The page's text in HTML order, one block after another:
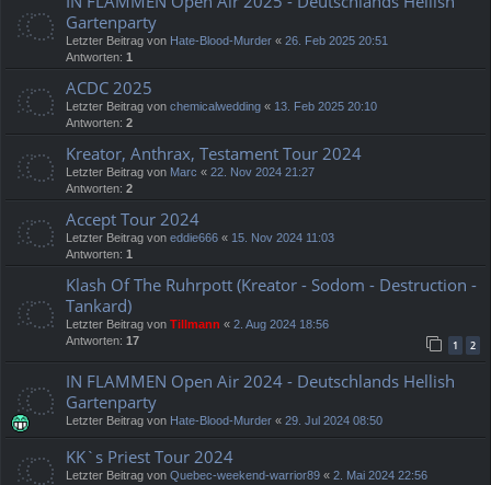
Gartenparty
Letzter Beitrag von Hate-Blood-Murder « 26. Feb 2025 20:51
Antworten: 1
ACDC 2025
Letzter Beitrag von chemicalwedding « 13. Feb 2025 20:10
Antworten: 2
Kreator, Anthrax, Testament Tour 2024
Letzter Beitrag von Marc « 22. Nov 2024 21:27
Antworten: 2
Accept Tour 2024
Letzter Beitrag von eddie666 « 15. Nov 2024 11:03
Antworten: 1
Klash Of The Ruhrpott (Kreator - Sodom - Destruction -
Tankard)
Letzter Beitrag von Tillmann « 2. Aug 2024 18:56
Antworten: 17 1 2
IN FLAMMEN Open Air 2024 - Deutschlands Hellish
Gartenparty
Letzter Beitrag von Hate-Blood-Murder « 29. Jul 2024 08:50
KK`s Priest Tour 2024
Letzter Beitrag von Quebec-weekend-warrior89 « 2. Mai 2024 22:56